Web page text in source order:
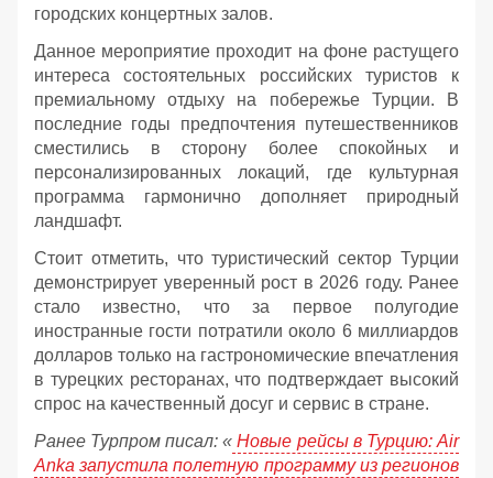
городских концертных залов.
Данное мероприятие проходит на фоне растущего
интереса состоятельных российских туристов к
премиальному отдыху на побережье Турции. В
последние годы предпочтения путешественников
сместились в сторону более спокойных и
персонализированных локаций, где культурная
программа гармонично дополняет природный
ландшафт.
Стоит отметить, что туристический сектор Турции
демонстрирует уверенный рост в 2026 году. Ранее
стало известно, что за первое полугодие
иностранные гости потратили около 6 миллиардов
долларов только на гастрономические впечатления
в турецких ресторанах, что подтверждает высокий
спрос на качественный досуг и сервис в стране.
Ранее Турпром писал: « Новые рейсы в Турцию: Air
Anka запустила полетную программу из регионов